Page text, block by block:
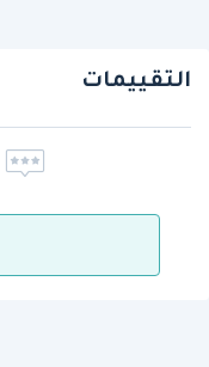
التقييمات